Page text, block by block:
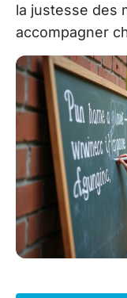
la justesse des
accompagner